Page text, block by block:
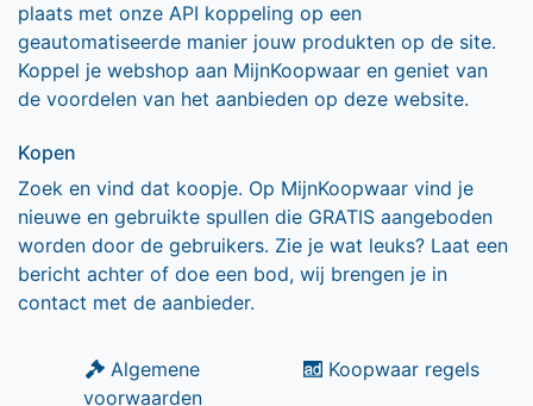
plaats met onze API koppeling op een
geautomatiseerde manier jouw produkten op de site.
Koppel je webshop aan MijnKoopwaar en geniet van
de voordelen van het aanbieden op deze website.
Kopen
Zoek en vind dat koopje. Op MijnKoopwaar vind je
nieuwe en gebruikte spullen die GRATIS aangeboden
worden door de gebruikers. Zie je wat leuks? Laat een
bericht achter of doe een bod, wij brengen je in
contact met de aanbieder.
Algemene
voorwaarden
Koopwaar regels